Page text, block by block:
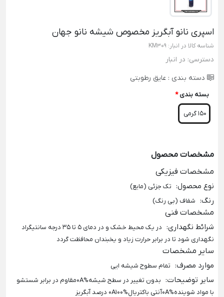
اسپری نانو آبگریز مخصوص شیشه نانو جهان
شناسه کالا در انبار: KM309
دسترسی: در انبار
دسته بندی : عایق رطوبتی
بسته بندی *
150 گرمی
مشخصات محصول
مشخصات فیزیکی
نوع محصول: تک جزئی (مایع)
رنگ: شفاف (بی رنگ)
مشخصات فنی
شرائط نگهداری:
در یک محیط خشک و در دمای 5 تا 35 درجه سانتیگراد
نگهداری شود تا در برابر حرارت زیاد و یخبندان محافظت گردد
سایر مشخصات
موارد مصرف: تمام سطوح شیشه ایی
سایر توضیحات:
بدون تغییر در سطح شیشه%0Aمقاوم در برابر شستشو
با مواد شوینده%0Aآنتی باکتریال%0A100 درصد آبگریز